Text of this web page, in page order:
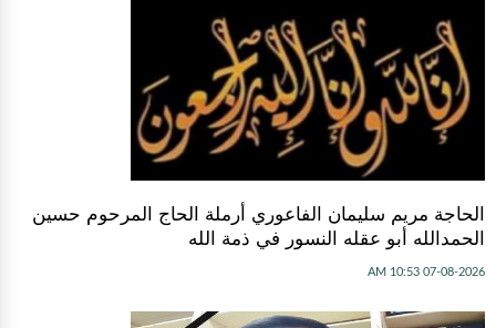
الحاجة مريم سليمان الفاعوري أرملة الحاج المرحوم حسين
الحمدالله أبو عقله النسور في ذمة الله
07-08-2026 10:53 AM